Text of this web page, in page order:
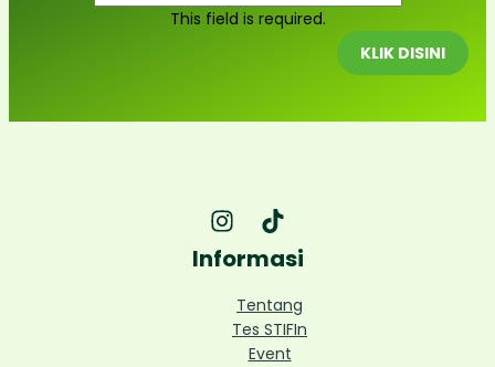
This field is required.
KLIK DISINI
Informasi
Tentang
Tes STIFIn
Event